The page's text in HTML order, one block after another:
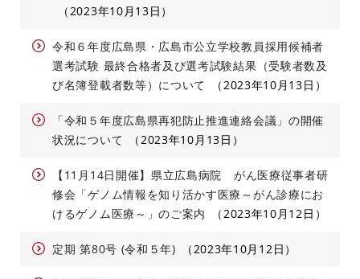
2023年10月13日
令和６年度広島県・広島市公立学校教員採用候補者
選考試験 最終合格者及び選考試験結果（受験者数及
び名簿登載者数等）について
2023年10月13日
「令和５年度広島県再犯防止推進連絡会議」の開催
状況について
2023年10月13日
【11月14日開催】県立広島病院 がん医療従事者研
修会「ゲノム情報を知り活かす医療～がん診療にお
けるゲノム医療～」のご案内
2023年10月12日
定期 第80号 (令和５年) 2023年10月12日